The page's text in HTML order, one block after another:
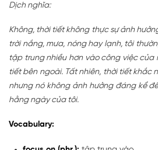
Dịch nghĩa:
Không, thời tiết không thực sự ảnh
trời nắng, mưa, nóng hay lạnh, tôi
tập trung nhiều hơn vào công việc của
tiết bên ngoài. Tất nhiên, thời tiết khắc
nhưng nó không ảnh hưởng đáng kể
hằng ngày của tôi.
Vocabulary: